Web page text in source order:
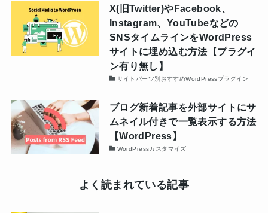
X(旧Twitter)やFacebook、
Instagram、YouTubeなどの
SNSタイムラインをWordPress
サイトに埋め込む方法【プラグイ
ン有り無し】
サイトパーツ別おすすめWordPressプラグイン
ブログ新着記事を外部サイトにサ
ムネイル付きで一覧表示する方法
【WordPress】
WordPressカスタマイズ
よく読まれている記事